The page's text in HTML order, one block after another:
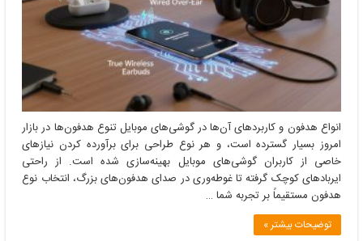
در
گوشی‌های
موبایل
انواع هدفون و کاربردهای آن‌ها در گوشی‌های موبایل تنوع هدفون‌ها در بازار
امروز بسیار گسترده است، و هر نوع طراحی برای برآورده کردن نیازهای
خاصی از کاربران گوشی‌های موبایل بهینه‌سازی شده است. از راحتی
ایربادهای کوچک گرفته تا غوطه‌وری در صدای هدفون‌های بزرگ، انتخاب نوع
هدفون مستقیماً بر تجربه شما …
توضیحات بیشتر »